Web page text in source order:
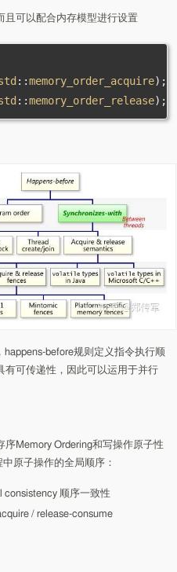
且可以配合内存模型进行设置
::memory_order_acquire);
::memory_order_release);
before规则定义指令执行顺
有可传递性，因此可以运用于并行
Memory Ordering和写操作原子性
原子操作的全局顺序：
consistency 顺序一致性
/ release-consume